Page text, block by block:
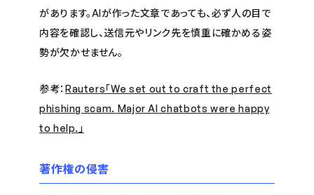
があります。AIが作った文章であっても、必ず人の目で
内容を確認し、送信元やリンク先を慎重に確かめる姿
勢が欠かせません。
参考： Rauters「We set out to craft the perfect
phishing scam. Major AI chatbots were happy
to help.」
著作権の侵害